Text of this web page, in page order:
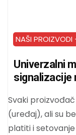
NAŠI
Univerzalni
signalizacije
Svaki
(uređaj), ali su
platiti i